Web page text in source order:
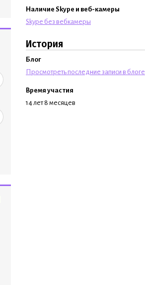
Наличие Skype и веб-камеры
Skype без вебкамеры
История
Блог
Просмотреть последние записи в блоге
Время участия
14 лет 8 месяцев